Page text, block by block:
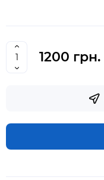
1200 грн.